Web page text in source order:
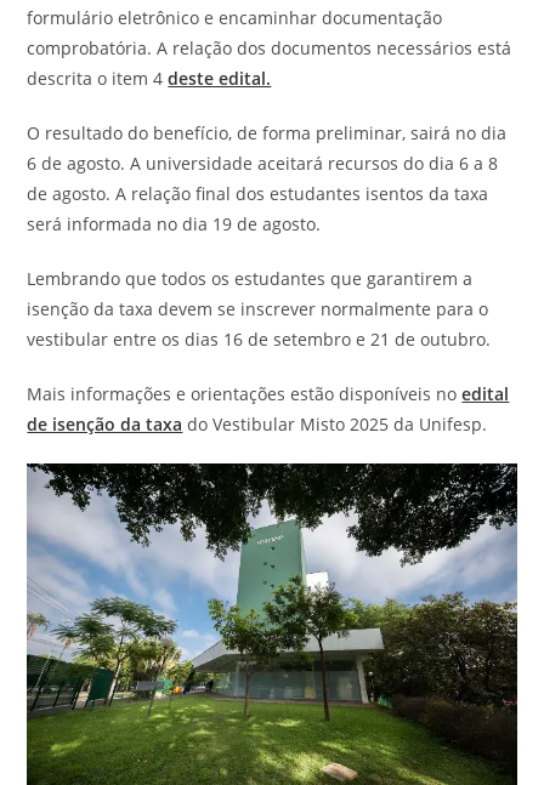
formulário eletrônico e encaminhar documentação
comprobatória. A relação dos documentos necessários está
descrita o item 4deste edital.
O resultado do benefício, de forma preliminar, sairá no dia
6 de agosto. A universidade aceitará recursos do dia 6 a 8
de agosto. A relação final dos estudantes isentos da taxa
será informada no dia 19 de agosto.
Lembrando que todos os estudantes que garantirem a
isenção da taxa devem se inscrever normalmente para o
vestibular entre os dias 16 de setembro e 21 de outubro.
Mais informações e orientações estão disponíveis noedital
de isenção da taxa do Vestibular Misto 2025 da Unifesp.